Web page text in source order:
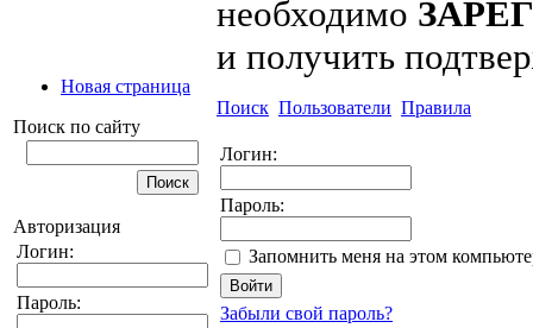
Новая страница
Поиск по сайту
Авторизация
Логин:
Пароль:
необходимо
и получить
Поиск Пользователи Правила
Логин:
Пароль:
Запомнить меня на этом
Забыли свой пароль?